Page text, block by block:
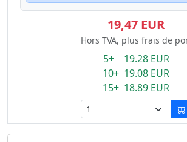
19,47 EUR
Hors TVA, plus frais de
5+ 19.28 EUR
10+ 19.08 EUR
15+ 18.89 EUR